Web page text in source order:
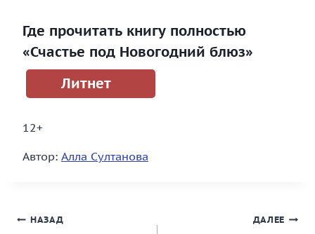
Где прочитать книгу полностью
«Счастье под Новогодний блюз»
Литнет
12+
Автор: Алла Султанова
Навигация
НАЗАД ДАЛЕЕ